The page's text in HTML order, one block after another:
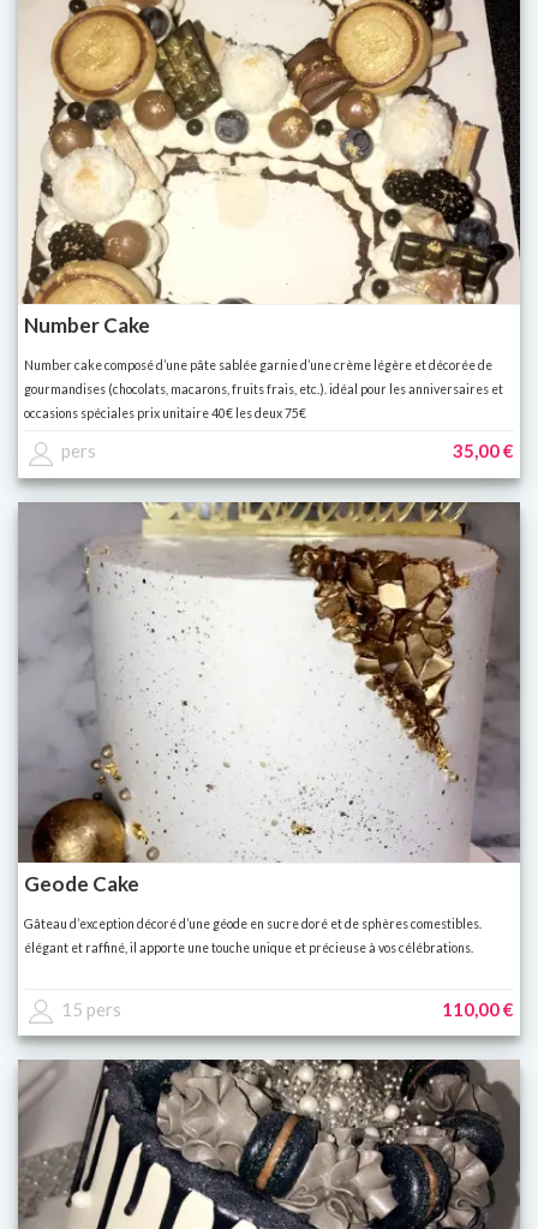
Number Cake
Number cake composé d’une pâte sablée garnie d’une crème légère et décorée de
gourmandises (chocolats, macarons, fruits frais, etc.). idéal pour les anniversaires et
occasions spéciales prix unitaire 40€ les deux 75€
pers 35,00 €
Geode Cake
Gâteau d’exception décoré d’une géode en sucre doré et de sphères comestibles.
élégant et raffiné, il apporte une touche unique et précieuse à vos célébrations.
15 pers 110,00 €